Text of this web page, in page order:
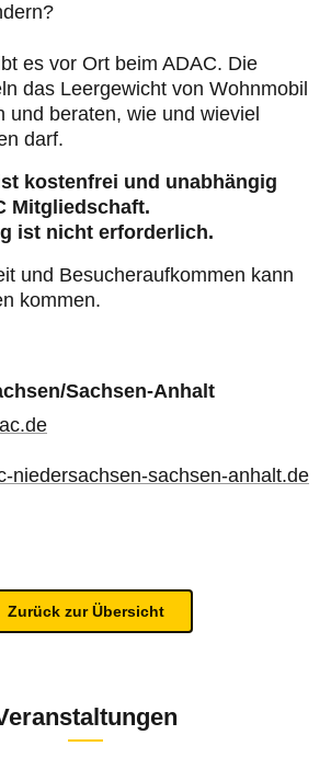
es vor Ort beim ADAC. Die
das Leergewicht von Wohnmobil
und beraten, wie und wieviel
darf.
kostenfrei und unabhängig
Mitgliedschaft.
ist nicht erforderlich.
und Besucheraufkommen kann
kommen.
Sachsen-Anhalt
niedersachsen-sachsen-anhalt.de
Zurück zur Übersicht